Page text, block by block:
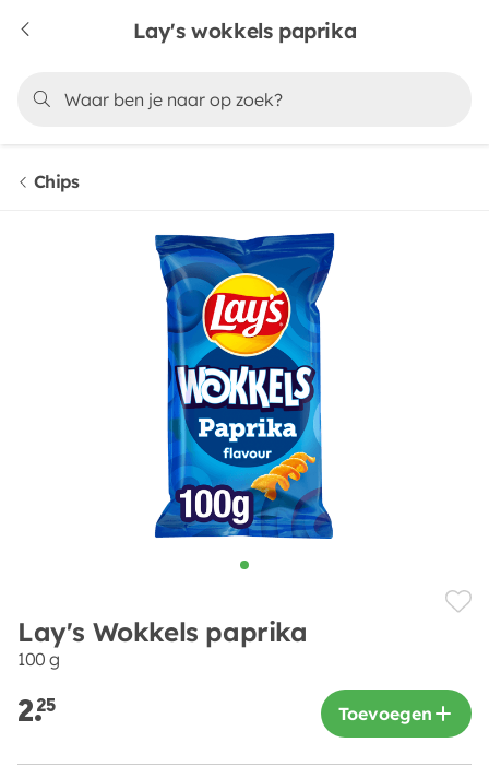
Lay's wokkels paprika
Chips
Lay's Wokkels paprika
100 g
2.25 Toevoegen